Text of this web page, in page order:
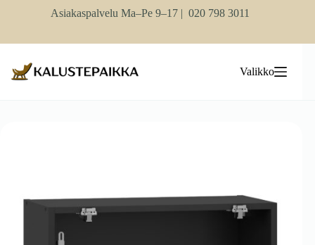
Asiakaspalvelu Ma–Pe 9–17 | 020 798 3011
Valikko